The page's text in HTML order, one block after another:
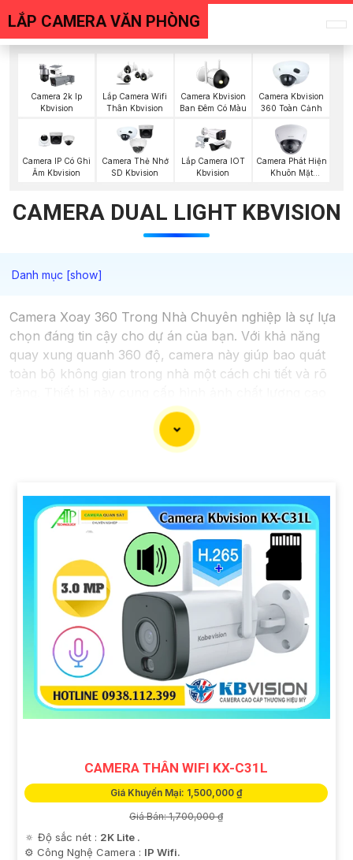
LẮP CAMERA VĂN PHÒNG
Camera 2k Ip
Kbvision
Lắp Camera Wifi
Thân Kbvision
Camera Kbvision
Ban Đêm Có Màu
Camera Kbvision
360 Toàn Cảnh
Camera IP Có Ghi
Âm Kbvision
Camera Thẻ Nhớ
SD Kbvision
Lắp Camera IOT
Kbvision
Camera Phát Hiện
Khuôn Mặt
CAMERA DUAL LIGHT KBVISION
Camera Xoay 360 Trong Nhà Chuyên nghiệp là sự lựa
chọn đáng tin cậy cho dự án của bạn. Với khả năng
quay xung quanh 360 độ, camera này giúp bao quát
toàn bộ không gian trong nhà một cách chi tiết và rõ
và hỗ trợ theo dõi và ghi lại mọi hoạt động xảy ra trong
Camera Xoay 360 Trong Nhà Chuyên nghiệp được
linh hoạt, kết hợp với công nghệ thông minh, giúp
camera này hoạt động một cách chính xác và liên tục.
Đồng thời, việc kết nối dễ dàng với hệ thống lưu trữ và
điều khiển từ xa thông qua ứng dụng di động giúp quản
lý dữ liệu và kiểm soát camera một cách nhanh chóng
và tiện lợi.
Với Camera Xoay 360 Trong Nhà Chuyên nghiệp, dự
án của bạn sẽ được bảo vệ tốt và mọi hoạt động sẽ
được giám sát một cách chuyên nghiệp, chắc chắn an
ninh và an toàn cho mọi người và tài sản bên trong
nhà. Hãy chọn lựa sản phẩm này để nâng cao hiệu quả
và chất lượng quản lý dự án của bạn.
CAMERA THÂN WIFI KX-C31L
Giá Khuyến Mại: 1,500,000 ₫
Giá Bán: 1,700,000 ₫
🔅 Độ sắc nét : 2K Lite .
⚙ Công Nghệ Camera : IP Wifi.